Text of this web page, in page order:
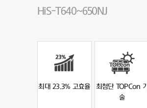
HiS-T640~650NJ
최대 23.3% 고효율
최첨단 TOPCon 기
술